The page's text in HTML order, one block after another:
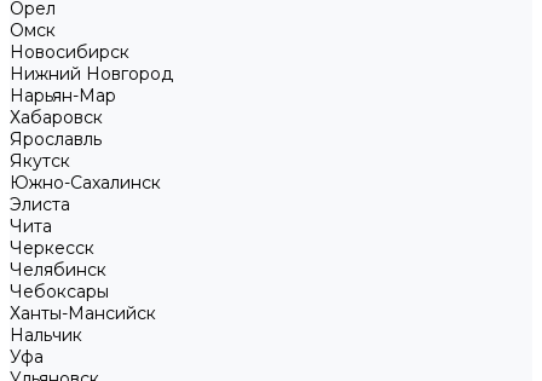
Орел
Омск
Новосибирск
Нижний Новгород
Нарьян-Мар
Хабаровск
Ярославль
Якутск
Южно-Сахалинск
Элиста
Чита
Черкесск
Челябинск
Чебоксары
Ханты-Мансийск
Нальчик
Уфа